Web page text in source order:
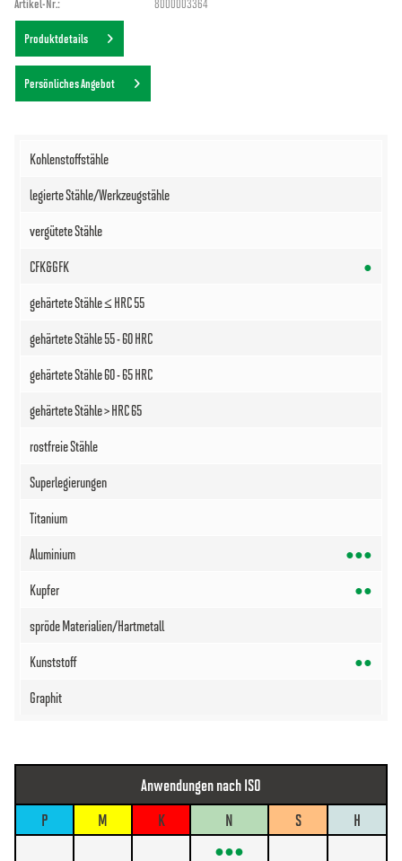
Artikel-Nr.: 8000003364
Produktdetails
Persönliches Angebot
●
●●●
●●
●●
Anwendungen nach ISO
P
M K N S
H
●●●